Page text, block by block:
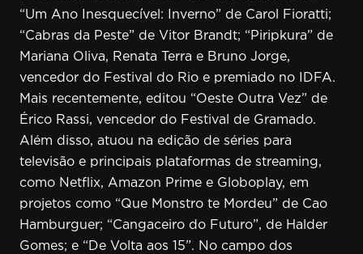
“Um Ano Inesquecível: Inverno” de Carol Fioratti;
“Cabras da Peste” de Vitor Brandt; “Piripkura” de
Mariana Oliva, Renata Terra e Bruno Jorge,
vencedor do Festival do Rio e premiado no IDFA.
Mais recentemente, editou “Oeste Outra Vez” de
Érico Rassi, vencedor do Festival de Gramado.
Além disso, atuou na edição de séries para
televisão e principais plataformas de streaming,
como Netflix, Amazon Prime e Globoplay, em
projetos como “Que Monstro te Mordeu” de Cao
Hamburguer; “Cangaceiro do Futuro”, de Halder
Gomes; e “De Volta aos 15”. No campo dos